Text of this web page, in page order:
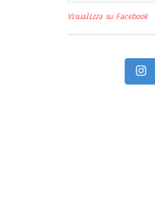
Visualizza su Facebook